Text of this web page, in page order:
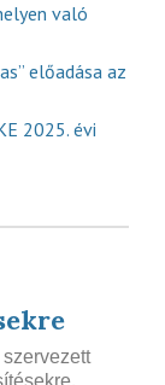
való
előadása az
2025. évi